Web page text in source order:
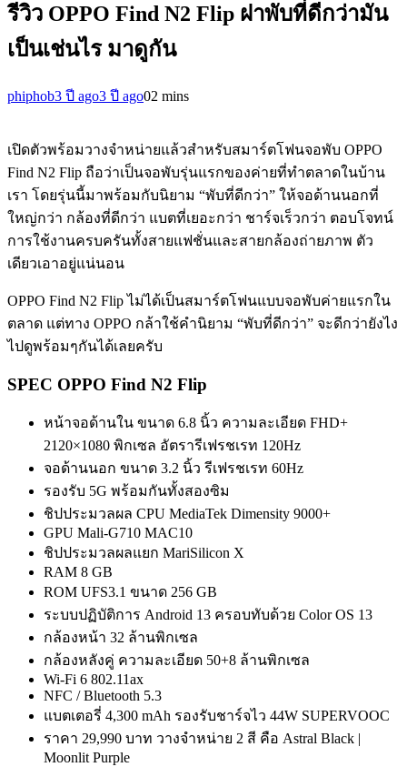
รีวิว OPPO Find N2 Flip ฝาพับที่ดีกว่ามัน
เป็นเช่นไร มาดูกัน
phiphob3 ปี ago3 ปี ago02 mins
เปิดตัวพร้อมวางจำหน่ายแล้วสำหรับสมาร์ตโฟนจอพับ OPPO
Find N2 Flip ถือว่าเป็นจอพับรุ่นแรกของค่ายที่ทำตลาดในบ้าน
เรา โดยรุ่นนี้มาพร้อมกับนิยาม “พับที่ดีกว่า” ให้จอด้านนอกที่
ใหญ่กว่า กล้องที่ดีกว่า แบตที่เยอะกว่า ชาร์จเร็วกว่า ตอบโจทน์
การใช้งานครบครันทั้งสายแฟชั่นและสายกล้องถ่ายภาพ ตัว
เดียวเอาอยู่แน่นอน
OPPO Find N2 Flip ไม่ได้เป็นสมาร์ตโฟนแบบจอพับค่ายแรกใน
ตลาด แต่ทาง OPPO กล้าใช้คำนิยาม “พับที่ดีกว่า” จะดีกว่ายังไง
ไปดูพร้อมๆกันได้เลยครับ
SPEC OPPO Find N2 Flip
หน้าจอด้านใน ขนาด 6.8 นิ้ว ความละเอียด FHD+
2120×1080 พิกเซล อัตรารีเฟรชเรท 120Hz
จอด้านนอก ขนาด 3.2 นิ้ว รีเฟรชเรท 60Hz
รองรับ 5G พร้อมกันทั้งสองซิม
ชิปประมวลผล CPU MediaTek Dimensity 9000+
GPU Mali-G710 MAC10
ชิปประมวลผลแยก MariSilicon X
RAM 8 GB
ROM UFS3.1 ขนาด 256 GB
ระบบปฏิบัติการ Android 13 ครอบทับด้วย Color OS 13
กล้องหน้า 32 ล้านพิกเซล
กล้องหลังคู่ ความละเอียด 50+8 ล้านพิกเซล
Wi-Fi 6 802.11ax
NFC / Bluetooth 5.3
แบตเตอรี่ 4,300 mAh รองรับชาร์จไว 44W SUPERVOOC
ราคา 29,990 บาท วางจำหน่าย 2 สี คือ Astral Black |
Moonlit Purple